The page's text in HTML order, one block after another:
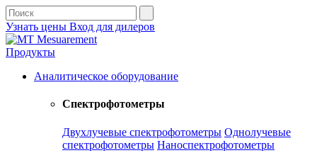
Узнать цены Вход для дилеров
Продукты
Аналитическое оборудование
Спектрофотометры
Двухлучевые спектрофотометры Однолучевые
спектрофотометры Наноспектрофотометры